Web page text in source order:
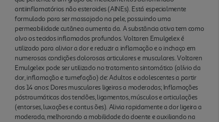
antiinflamatórios não esteroides (AINEs). Está especialmente
formulado para ser massajado na pele, possuindo uma
permeabilidade cutânea aumenta da. A substância ativa tem como
alvo os tecidos inflamados profundos. Voltaren Emulgelex é
utilizado para aliviar a dor e reduzir a inflamação e o inchaço em
numerosas condições dolorosas articulares e musculares. Voltaren
Emulgelex pode ser utilizado no tratamento sintomático (alívio da
dor, inflamação e tumefação) de: Adultos e adolescentes a partir
dos 14 anos: Dores musculares ligeiras a moderadas; Inflamações
póstraumáticas dos tendões, ligamentos, músculos e articulações
(entorses, luxações e contus ões). Alivia rapidamente a dor ligeira a
moderada, melhorando a mobilidade do doente e auxiliando na